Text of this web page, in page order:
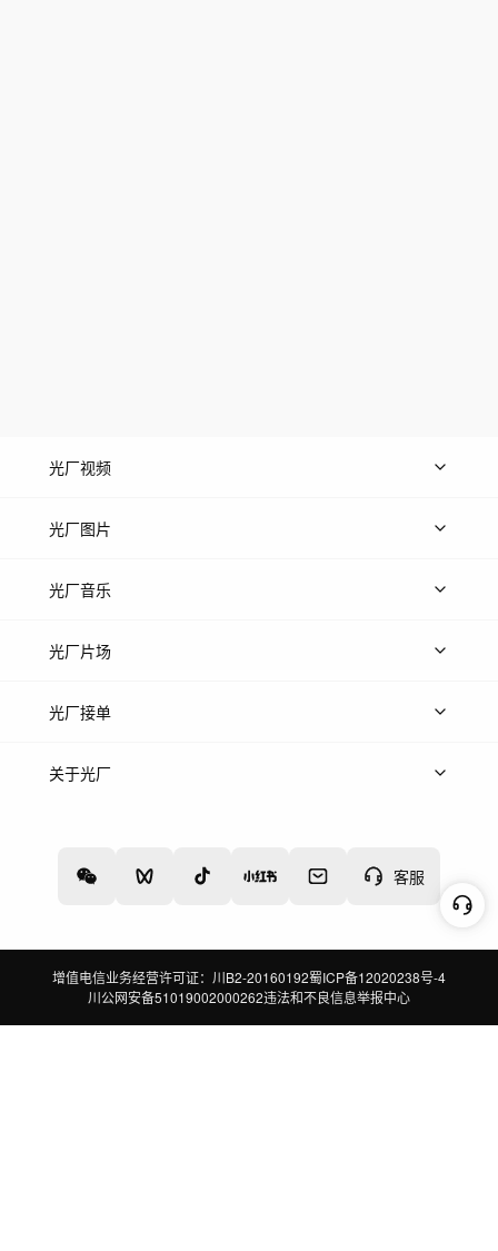
客服
光厂视频
上传视频
光厂图片
上传图片
光厂音乐
热门音乐
光厂片场
上传案例
光厂接单
上架服务
关于光厂
增值电信业务经营许可证：川B2-20160192蜀ICP备12020238号-4
川公网安备51019002000262违法和不良信息举报中心